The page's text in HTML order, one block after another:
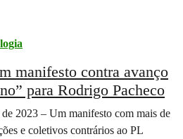
manifesto contra avanço
para Rodrigo Pacheco
2023 – Um manifesto com mais de
e coletivos contrários ao PL